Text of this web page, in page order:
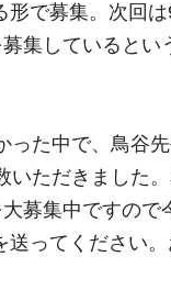
で募集。次回
集しているとい
った中で、鳥谷
いただきました
募集中ですので
ってください